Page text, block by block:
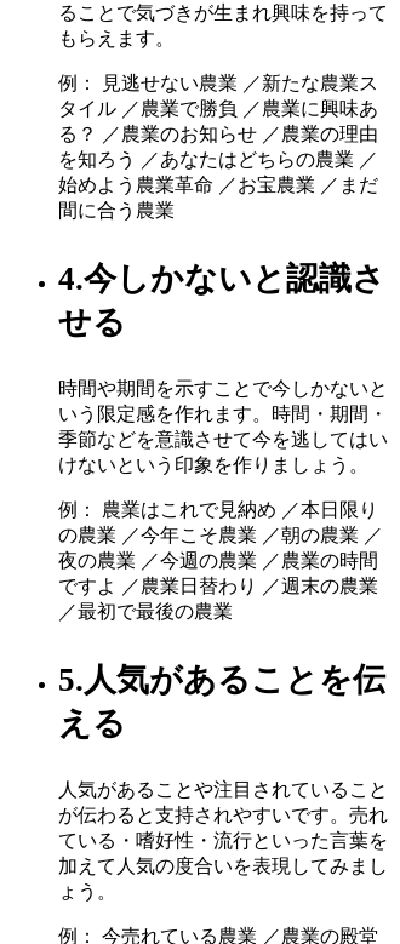
ることで気づきが生まれ興味を持って
もらえます。
例： 見逃せない農業 ／新たな農業ス
タイル ／農業で勝負 ／農業に興味あ
る？ ／農業のお知らせ ／農業の理由
を知ろう ／あなたはどちらの農業 ／
始めよう農業革命 ／お宝農業 ／まだ
間に合う農業
4.今しかないと認識さ
せる
時間や期間を示すことで今しかないと
いう限定感を作れます。時間・期間・
季節などを意識させて今を逃してはい
けないという印象を作りましょう。
例： 農業はこれで見納め ／本日限り
の農業 ／今年こそ農業 ／朝の農業 ／
夜の農業 ／今週の農業 ／農業の時間
ですよ ／農業日替わり ／週末の農業
／最初で最後の農業
5.人気があることを伝
える
人気があることや注目されていること
が伝わると支持されやすいです。売れ
ている・嗜好性・流行といった言葉を
加えて人気の度合いを表現してみまし
ょう。
例： 今売れている農業 ／農業の殿堂